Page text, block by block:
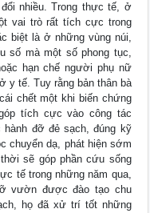
nhiều. Trong thực tế, ở
vai trò rất tích cực trong
biệt là ở những vùng núi,
số mà một số phong tục,
hạn chế người phụ nữ
y tế. Tuy rằng bản thân bà
chết một khi biến chứng
tích cực vào công tác
đỡ đẻ sạch, đúng kỹ
chuyển dạ, phát hiện sớm
sẽ góp phần cứu sống
tế trong những năm qua,
vườn được đào tạo chu
họ đã xử trí tốt những